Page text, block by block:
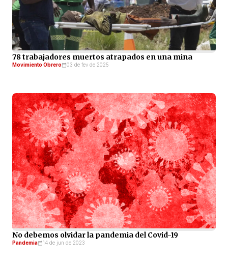
78 trabajadores muertos atrapados en una mina
Movimiento Obrero 03 de fev de 2025
No debemos olvidar la pandemia del Covid-19
Pandemia 14 de jun de 2023